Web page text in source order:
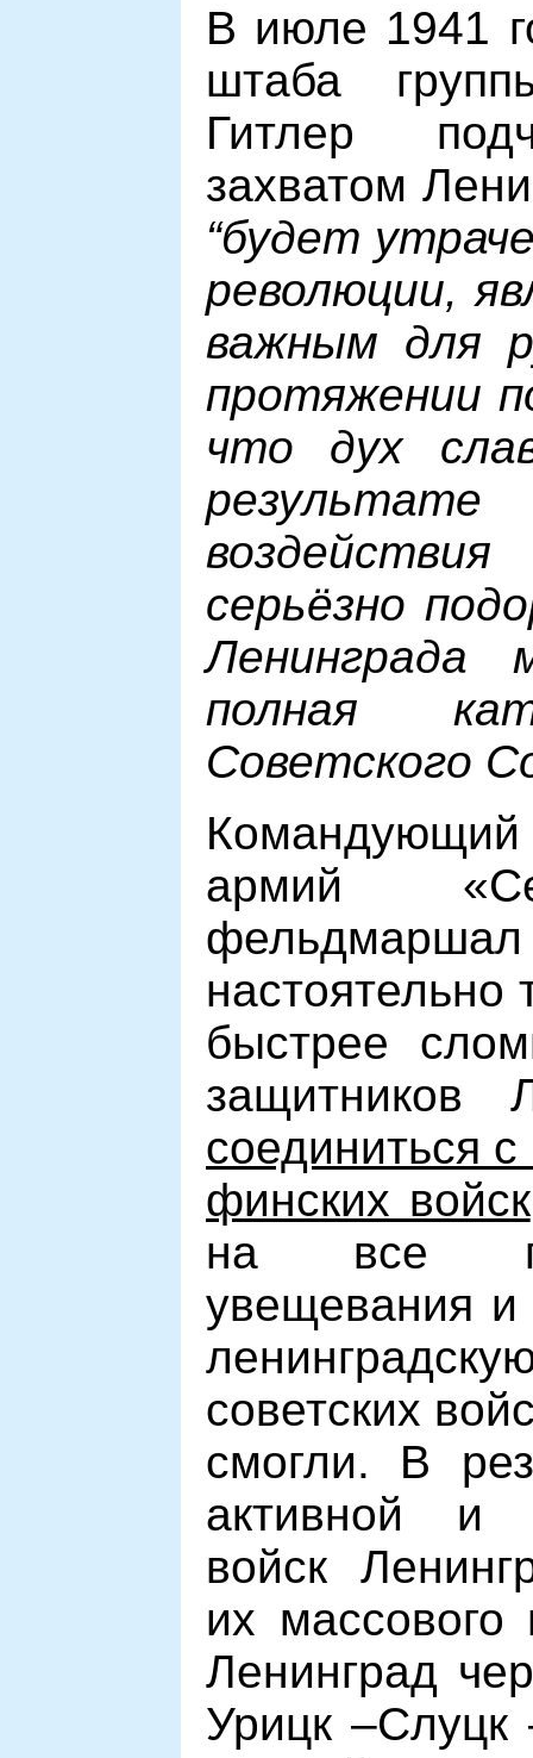
В июле 1941
штаба
Гитлер
захватом
“будет
революции,
важным для
протяжении
что дух
серьёзно
Ленинграда
полная
Советского
Командующий
армий
настоятельно
быстрее
защитников
соединиться с
финских войск
на все
увещевания и
советских
смогли. В
активной и
войск
их
Ленинград
Урицк –Слуцк